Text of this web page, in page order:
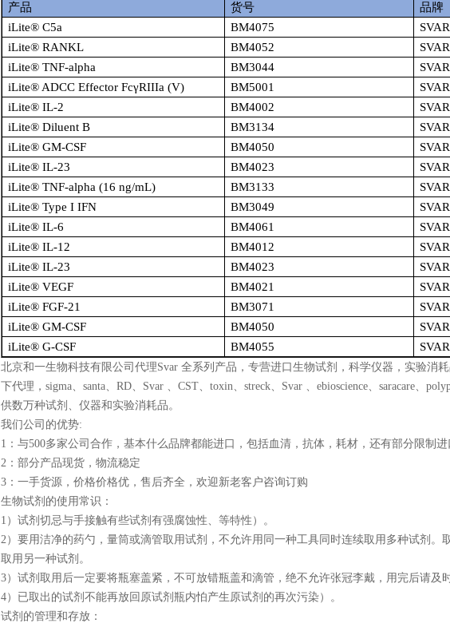
产品 货号
品牌
iLite® C5a
BM4075
SVAR
iLite® RANKL
BM4052
SVAR
iLite® TNF-alpha
BM3044
SVAR
iLite® ADCC Effector FcγRIIIa (V) BM5001
SVAR
iLite® IL-2
BM4002
SVAR
iLite® Diluent B
BM3134
SVAR
iLite® GM-CSF
BM4050
SVAR
iLite® IL-23
BM4023
SVAR
iLite® TNF-alpha (16 ng/mL)
BM3133
SVAR
iLite® Type I IFN
BM3049
SVAR
iLite® IL-6
BM4061
SVAR
iLite® IL-12
BM4012
SVAR
iLite® IL-23
BM4023
SVAR
iLite® VEGF
BM4021
SVAR
iLite® FGF-21
BM3071
SVAR
iLite® GM-CSF
BM4050
SVAR
iLite® G-CSF
BM4055 SVAR
北京和一生物科技有限公司代理Svar 全系列产品，专营进口生物试剂，科学仪器，实验消
下代理， sigma、 santa、 RD、 Svar 、 CST、 toxin、 streck、 Svar 、 ebioscience、 saracare、
供数万种试剂、仪器和实验消耗品。
我们公司的优势:
1 ：与500多家公司合作，基本什么品牌都能进口，包括血清，抗体，耗材，还有部分限制进
2 ：部分产品现货，物流稳定
3 ：一手货源，价格价格优，售后齐全，欢迎新老客户咨询订购
生物试剂的使用常识：
1 ）试剂切忌与手接触有些试剂有强腐蚀性、等特性）。
2）要用洁净的药勺，量筒或滴管取用试剂，不允许用同一种工具同时连续取用多种试剂
取用另一种试剂。
3）试剂取用后一定要将瓶塞盖紧，不可放错瓶盖和滴管，绝不允许张冠李戴，用完后请及
4）已取出的试剂不能再放回原试剂瓶内怕产生原试剂的再次污染）。
试剂的管理和存放：